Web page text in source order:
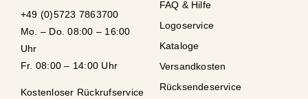
+49 (0)5723 7863700
Mo. – Do. 08:00 – 16:00
Uhr
Fr. 08:00 – 14:00 Uhr
Kostenloser Rückrufservice
FAQ & Hilfe
Logoservice
Kataloge
Versandkosten
Rücksendeservice